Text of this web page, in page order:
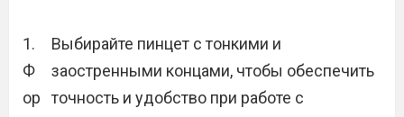
1.
Ф
ор
Выбирайте пинцет с тонкими и
заостренными концами, чтобы обеспечить
точность и удобство при работе с